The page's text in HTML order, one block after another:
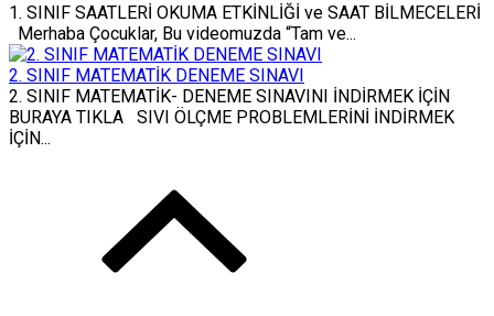
1. SINIF SAATLERİ OKUMA ETKİNLİĞİ ve SAAT BİLMECELERİ
Merhaba Çocuklar, Bu videomuzda “Tam ve...
2. SINIF MATEMATİK DENEME SINAVI
2. SINIF MATEMATİK- DENEME SINAVINI İNDİRMEK İÇİN
BURAYA TIKLA SIVI ÖLÇME PROBLEMLERİNİ İNDİRMEK
İÇİN...